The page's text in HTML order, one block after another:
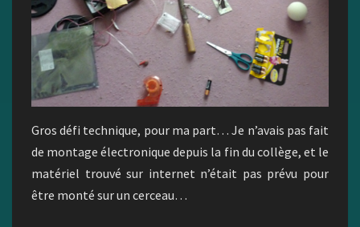
Gros défi technique, pour ma part… Je n’avais pas fait
de montage électronique depuis la fin du collège, et le
matériel trouvé sur internet n’était pas prévu pour
être monté sur un cerceau…